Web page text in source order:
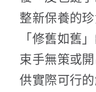
整新保養的
「修舊如舊
束手無策或
供實際可行